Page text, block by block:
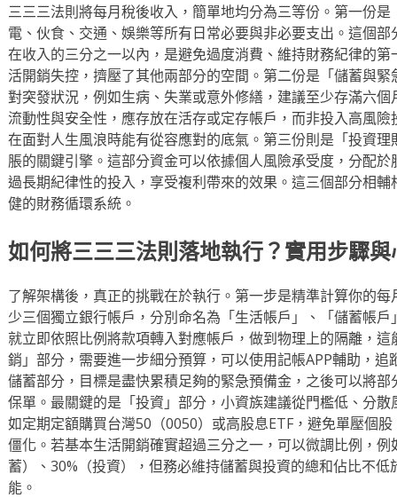
三三三法則將每月稅後收入，簡單地均分為三等份。第一份
電、伙食、交通、娛樂等所有日常必要與非必要支出。這個
在收入的三分之一以內，是避免過度消費、維持財務紀律的
活開銷失控，擠壓了其他兩部分的空間。第二份是「儲蓄與
對突發狀況，例如生病、失業或意外修繕，建議至少存滿六
流動性與安全性，應存放在活存或定存帳戶，而非投入高風
在面對人生風浪時能有從容應對的底氣。第三份則是「投資
脹的關鍵引擎。這部分資金可以依據個人風險承受度，分配
過長期紀律性的投入，享受複利帶來的效果。這三個部分相
健的財務循環系統。
如何將三三三法則落地執行？實用步驟與
了解架構後，真正的挑戰在於執行。第一步是精準計算你的
少三個獨立銀行帳戶，分別命名為「生活帳戶」、「儲蓄帳
就立即依照比例將款項轉入對應帳戶，做到物理上的隔離，
銷」部分，需要進一步細分預算，可以使用記帳APP輔助，
儲蓄部分，目標是盡快累積足夠的緊急預備金，之後可以將
保單。最關鍵的是「投資」部分，小資族建議從門檻低、分
如定期定額購買台灣50（0050）或高股息ETF，避免單壓個
僵化。若基本生活開銷確實超過三分之一，可以微調比例，
蓄）、30%（投資），但務必維持儲蓄與投資的總和佔比不
能。